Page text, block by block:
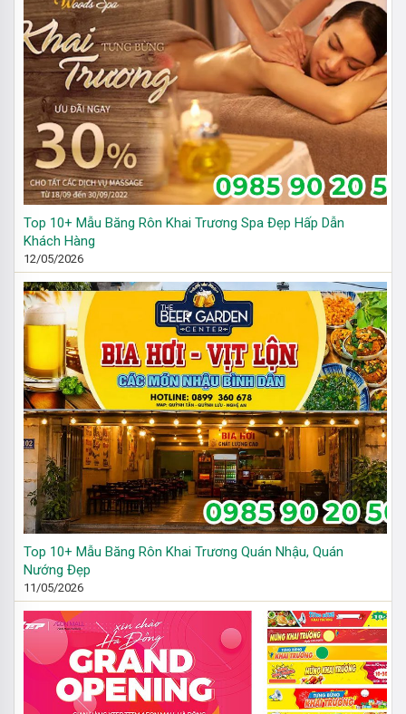
Top 10+ Mẫu Băng Rôn Khai Trương Spa Đẹp Hấp Dẫn
Khách Hàng
12/05/2026
Top 10+ Mẫu Băng Rôn Khai Trương Quán Nhậu, Quán
Nướng Đẹp
11/05/2026